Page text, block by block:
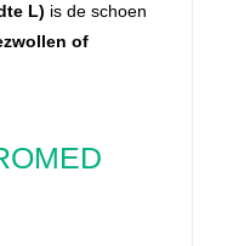
L) is de schoen
of